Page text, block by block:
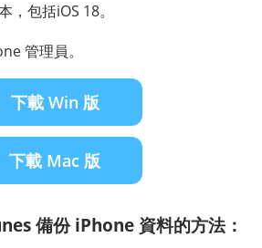
，包括iOS 18。
管理員。
下載 Win 版
下載 Mac 版
備份 iPhone 資料的方法：